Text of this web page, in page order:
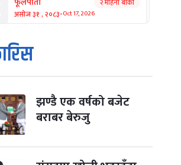
असोज ३१ , २०८३-Oct 17, 2026
२ महिना बाँकी
कार्तिक सङ्क्रान्ति
कार्तिक १, २०८३
कार्तिक ३, २०८३ -Oct 20, 2026
विजयादशमी
कार्तिक ४, २०८३
झण्डै एक वर्षको बजेट
बराबर बेरुजु